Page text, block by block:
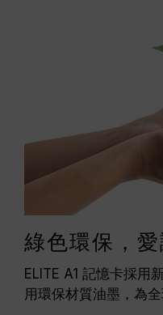
綠色環保，
ELITE A1 記憶卡採用
用環保材質油墨，為